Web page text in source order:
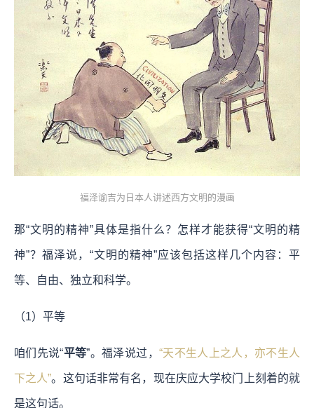
福泽谕吉为日本人讲述西方文明的漫画
那“文明的精神”具体是指什么？怎样才能获得“文明的精
神”？福泽说，“文明的精神”应该包括这样几个内容：平
等、自由、独立和科学。
（1）平等
咱们先说“平等”。福泽说过， “天不生人上之人，亦不生人
下之人”。这句话非常有名，现在庆应大学校门上刻着的就
是这句话。